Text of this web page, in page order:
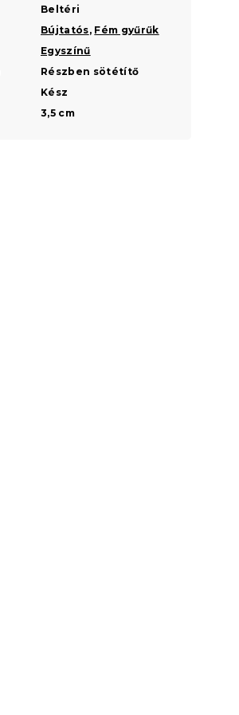
Beltéri
Bújtatós, Fém gyűrűk
Egyszínű
Részben sötétítő
Kész
3,5 cm